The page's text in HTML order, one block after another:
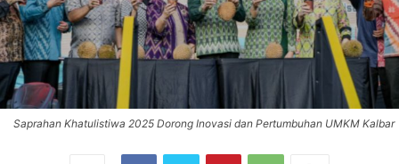
Saprahan Khatulistiwa 2025 Dorong Inovasi dan Pertumbuhan UMKM Kalbar